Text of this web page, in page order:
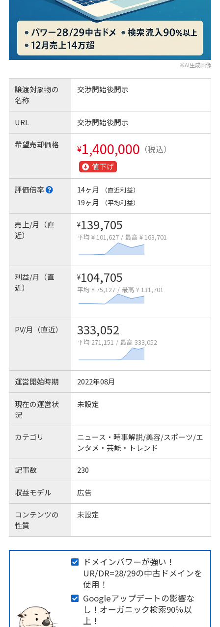
※AI生成画像
譲渡対象物の
名称
交渉開始後開示
URL 交渉開始後開示
希望売却価格 ¥1,400,000 （税込）
値下げ
評価倍率 14ヶ月 （直近利益）
19ヶ月 （平均利益）
売上/月（直
近）
¥139,705
平均 ¥ 101,627 / 最高 ¥ 163,701
利益/月（直
近）
¥104,705
平均 ¥ 75,127 / 最高 ¥ 131,701
PV/月（直近） 333,052
平均 271,151 / 最高 333,052
運営開始時期 2022年08月
現在の運営状
況
未設定
カテゴリ
ニュース・時事解説/美容/スポーツ/エ
ンタメ・芸能・トレンド
記事数 230
収益モデル 広告
コンテンツの
性質
未設定
ドメインパワーが強い！
UR/DR=28/29の中古ドメインを
使用！
Googleアップデートの影響な
し！オーガニック検索90％以
上！